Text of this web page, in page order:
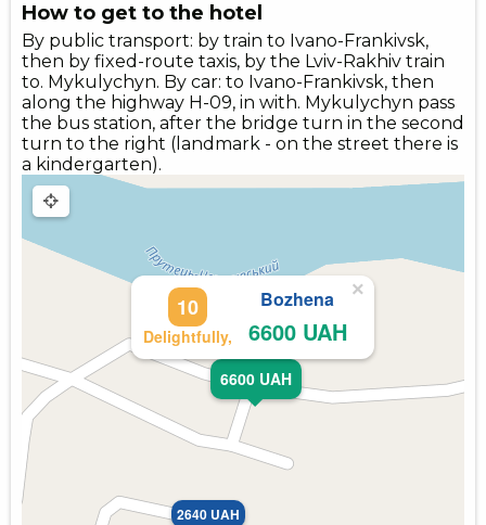
How to get to the hotel
By public transport: by train to Ivano-Frankivsk,
then by fixed-route taxis, by the Lviv-Rakhiv train
to. Mykulychyn. By car: to Ivano-Frankivsk, then
along the highway H-09, in with. Mykulychyn pass
the bus station, after the bridge turn in the second
turn to the right (landmark - on the street there is
a kindergarten).
6600 UAH
2640 UAH
Delightfully,
10 Bozhena
6600 UAH
×